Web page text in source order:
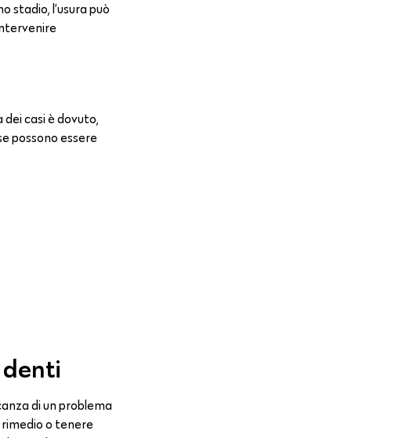
stadio, l’usura può
casi è dovuto,
possono essere
denti
di un problema
rimedio o tenere